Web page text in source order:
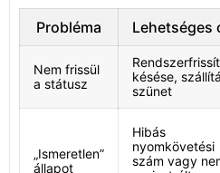
Probléma Lehetséges
Nem frissül
a státusz
késése,
szünet
„Ismeretlen”
állapot
Hibás
nyomkövetési
szám vagy